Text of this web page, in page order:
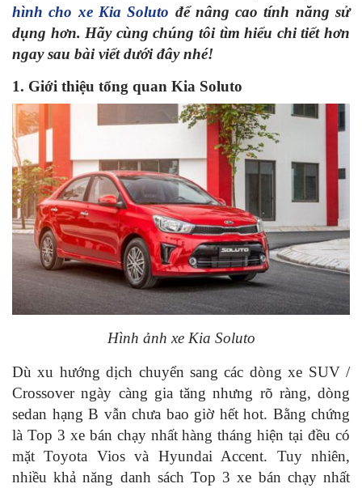
hình cho xe Kia Soluto để nâng cao tính năng sử
dụng hơn. Hãy cùng chúng tôi tìm hiểu chi tiết hơn
ngay sau bài viết dưới đây nhé!
1. Giới thiệu tổng quan Kia Soluto
Hình ảnh xe Kia Soluto
Dù xu hướng dịch chuyển sang các dòng xe SUV /
Crossover ngày càng gia tăng nhưng rõ ràng, dòng
sedan hạng B vẫn chưa bao giờ hết hot. Bằng chứng
là Top 3 xe bán chạy nhất hàng tháng hiện tại đều có
mặt Toyota Vios và Hyundai Accent. Tuy nhiên,
nhiều khả năng danh sách Top 3 xe bán chạy nhất